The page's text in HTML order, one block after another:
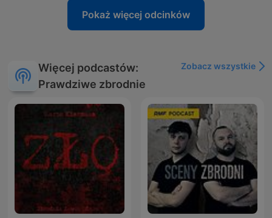
Pokaż więcej odcinków
Więcej podcastów:
Prawdziwe zbrodnie
Zobacz wszystkie